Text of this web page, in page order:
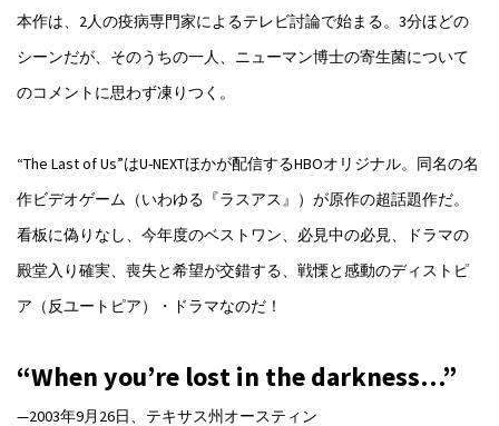
本作は、2人の疫病専門家によるテレビ討論で始まる。3分ほどの
シーンだが、そのうちの一人、ニューマン博士の寄生菌について
のコメントに思わず凍りつく。
“The Last of Us”はU-NEXTほかが配信するHBOオリジナル。同名の名
作ビデオゲーム（いわゆる『ラスアス』）が原作の超話題作だ。
看板に偽りなし、今年度のベストワン、必見中の必見、ドラマの
殿堂入り確実、喪失と希望が交錯する、戦慄と感動のディストピ
ア（反ユートピア）・ドラマなのだ！
“When you’re lost in the darkness…”
—2003年9月26日、テキサス州オースティン